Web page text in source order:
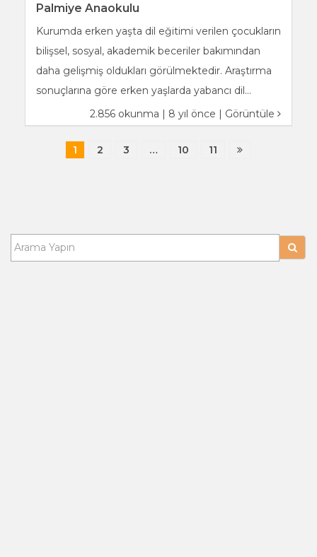
Palmiye Anaokulu
Kurumda erken yaşta dil eğitimi verilen çocukların
bilişsel, sosyal, akademik beceriler bakımından
daha gelişmiş oldukları görülmektedir. Araştırma
sonuçlarına göre erken yaşlarda yabancı dil...
2.856 okunma | 8 yıl önce | Görüntüle
1 2 3 … 10 11